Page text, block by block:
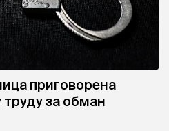
приговорена
за обман